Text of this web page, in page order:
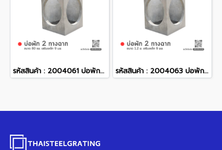
รหัสสินค้า : 2004061 บ่อพักคอนกรีต 2 ทางฉาก ขนาด 80 ซม. เสริมเหล็ก 9 มม. รหัสสินค้า : 2004063 บ่อพักคอนกรีต 2 ทางฉาก ขนาด 1.2 ม. เสริมเหล็ก 9 มม.